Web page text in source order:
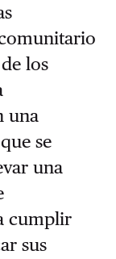
los
una
se
una
cumplir
sus